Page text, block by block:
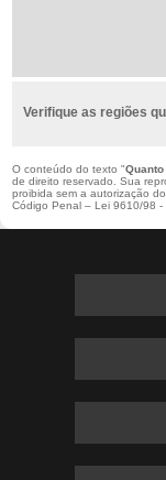
Verifique as regiões
O conteúdo do texto "
de direito reservado. Sua
proibida sem a autorização
Código Penal – Lei 9610/98 -